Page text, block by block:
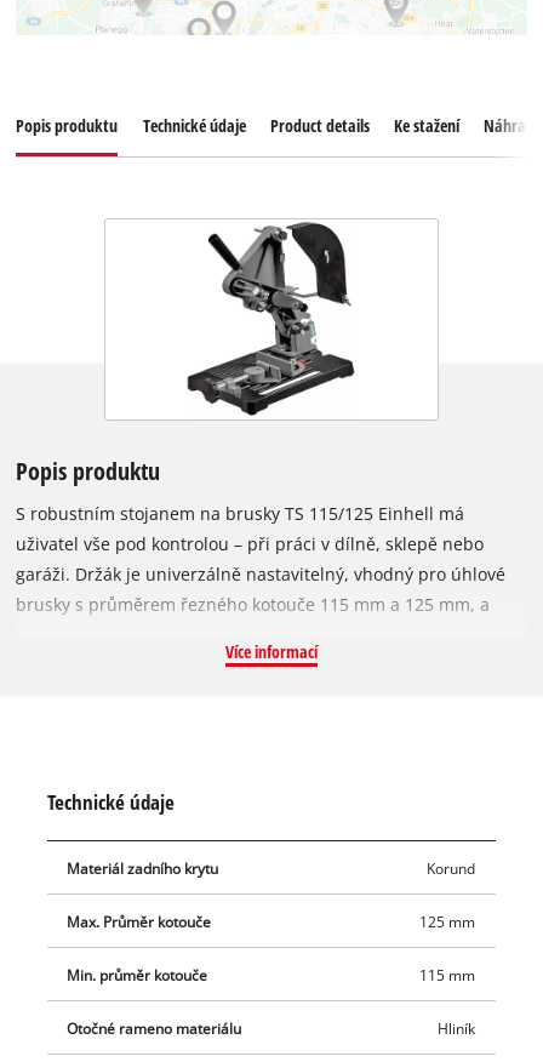
Popis produktu Technické údaje Product details Ke stažení
Popis produktu
S robustním stojanem na brusky TS 115/125 Einhell má
uživatel vše pod kontrolou – při práci v dílně, sklepě nebo
garáži. Držák je univerzálně nastavitelný, vhodný pro úhlové
brusky s průměrem řezného kotouče 115 mm a 125 mm, a
materiálů. Nastavitelná upínka obrobku umožňuje praktické
Více informací
Technické údaje
Materiál zadního krytu Korund
Max. Průměr kotouče 125 mm
Min. průměr kotouče 115 mm
Otočné rameno materiálu Hliník